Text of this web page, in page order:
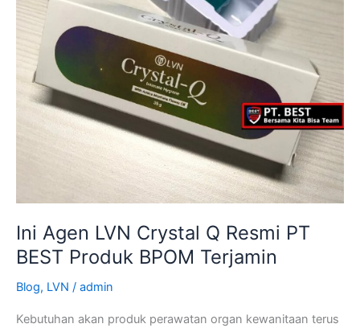
Ini Agen LVN Crystal Q Resmi PT
BEST Produk BPOM Terjamin
Blog, LVN / admin
Kebutuhan akan produk perawatan organ kewanitaan terus
Produk
BPOM
Terjamin